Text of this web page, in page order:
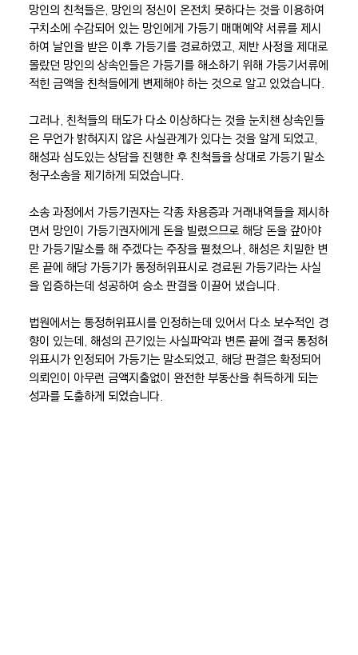
망인의 친척들은, 망인의 정신이 온전치 못하다는 것을 이용하여
구치소에 수감되어 있는 망인에게 가등기 매매예약 서류를 제시
하여 날인을 받은 이후 가등기를 경료하였고, 제반 사정을 제대로
몰랐던 망인의 상속인들은 가등기를 해소하기 위해 가등기서류에
적힌 금액을 친척들에게 변제해야 하는 것으로 알고 있었습니다.
그러나, 친척들의 태도가 다소 이상하다는 것을 눈치챈 상속인들
은 무언가 밝혀지지 않은 사실관계가 있다는 것을 알게 되었고,
해성과 심도있는 상담을 진행한 후 친척들을 상대로 가등기 말소
청구소송을 제기하게 되었습니다.
소송 과정에서 가등기권자는 각종 차용증과 거래내역들을 제시하
면서 망인이 가등기권자에게 돈을 빌렸으므로 해당 돈을 갚아야
만 가등기말소를 해 주겠다는 주장을 펼쳤으나, 해성은 치밀한 변
론 끝에 해당 가등기가 통정허위표시로 경료된 가등기라는 사실
을 입증하는데 성공하여 승소 판결을 이끌어 냈습니다.
법원에서는 통정허위표시를 인정하는데 있어서 다소 보수적인 경
향이 있는데, 해성의 끈기있는 사실파악과 변론 끝에 결국 통정허
위표시가 인정되어 가등기는 말소되었고, 해당 판결은 확정되어
의뢰인이 아무런 금액지출없이 완전한 부동산을 취득하게 되는
성과를 도출하게 되었습니다.